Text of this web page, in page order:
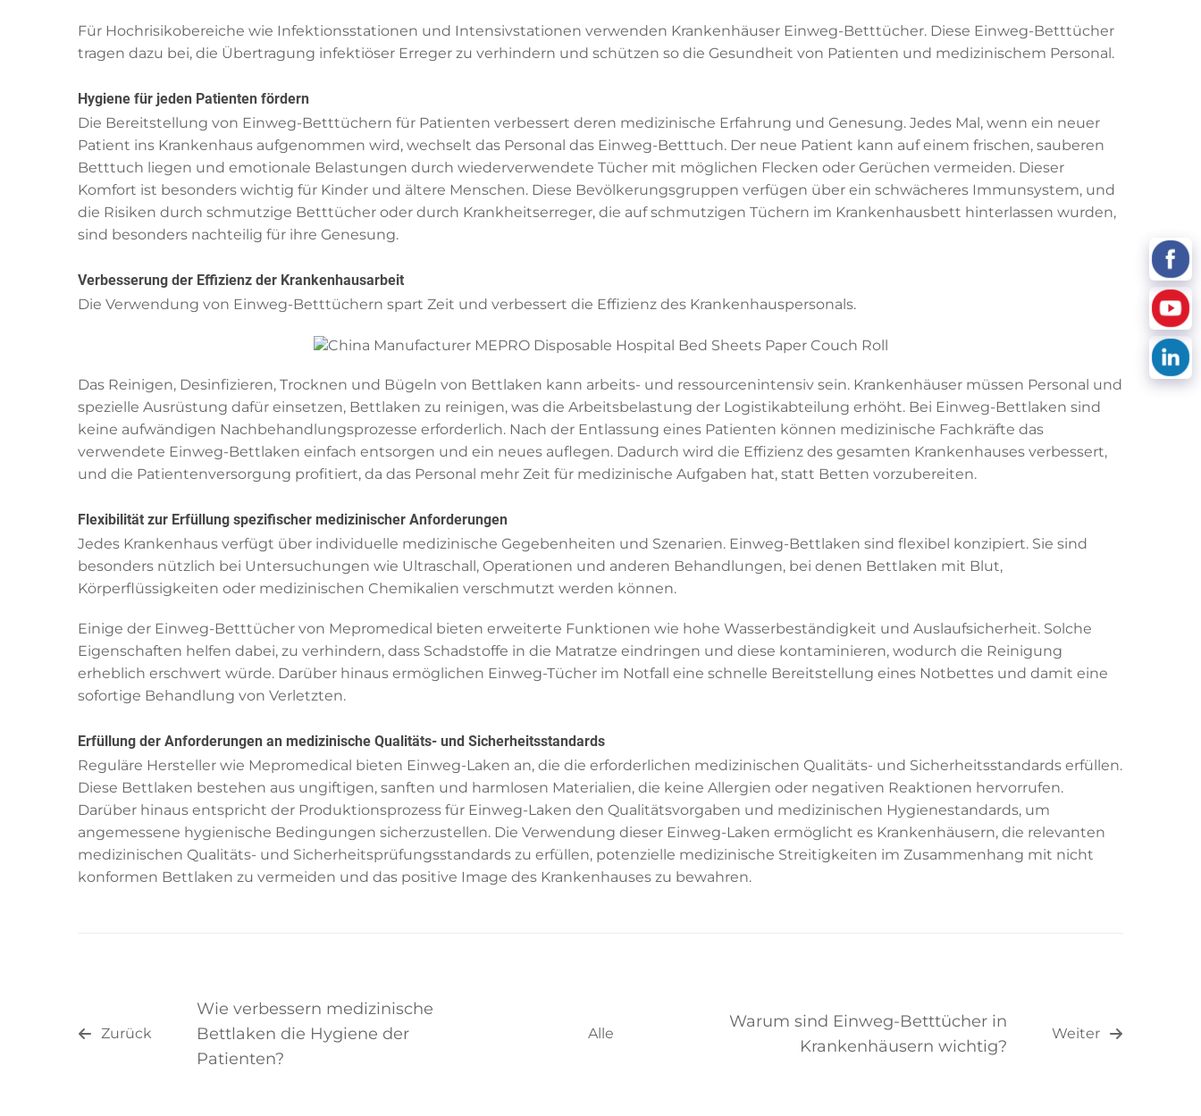
Für Hochrisikobereiche wie Infektionsstationen und Intensivstationen verwenden Krankenhäuser Einweg-Betttücher. Diese Einweg-Betttücher
tragen dazu bei, die Übertragung infektiöser Erreger zu verhindern und schützen so die Gesundheit von Patienten und medizinischem Personal.
Hygiene für jeden Patienten fördern
Die Bereitstellung von Einweg-Betttüchern für Patienten verbessert deren medizinische Erfahrung und Genesung. Jedes Mal, wenn ein neuer
Patient ins Krankenhaus aufgenommen wird, wechselt das Personal das Einweg-Betttuch. Der neue Patient kann auf einem frischen, sauberen
Betttuch liegen und emotionale Belastungen durch wiederverwendete Tücher mit möglichen Flecken oder Gerüchen vermeiden. Dieser
Komfort ist besonders wichtig für Kinder und ältere Menschen. Diese Bevölkerungsgruppen verfügen über ein schwächeres Immunsystem, und
die Risiken durch schmutzige Betttücher oder durch Krankheitserreger, die auf schmutzigen Tüchern im Krankenhausbett hinterlassen wurden,
sind besonders nachteilig für ihre Genesung.
Verbesserung der Effizienz der Krankenhausarbeit
Die Verwendung von Einweg-Betttüchern spart Zeit und verbessert die Effizienz des Krankenhauspersonals.
Das Reinigen, Desinfizieren, Trocknen und Bügeln von Bettlaken kann arbeits- und ressourcenintensiv sein. Krankenhäuser müssen Personal und
spezielle Ausrüstung dafür einsetzen, Bettlaken zu reinigen, was die Arbeitsbelastung der Logistikabteilung erhöht. Bei Einweg-Bettlaken sind
keine aufwändigen Nachbehandlungsprozesse erforderlich. Nach der Entlassung eines Patienten können medizinische Fachkräfte das
verwendete Einweg-Bettlaken einfach entsorgen und ein neues auflegen. Dadurch wird die Effizienz des gesamten Krankenhauses verbessert,
und die Patientenversorgung profitiert, da das Personal mehr Zeit für medizinische Aufgaben hat, statt Betten vorzubereiten.
Flexibilität zur Erfüllung spezifischer medizinischer Anforderungen
Jedes Krankenhaus verfügt über individuelle medizinische Gegebenheiten und Szenarien. Einweg-Bettlaken sind flexibel konzipiert. Sie sind
besonders nützlich bei Untersuchungen wie Ultraschall, Operationen und anderen Behandlungen, bei denen Bettlaken mit Blut,
Körperflüssigkeiten oder medizinischen Chemikalien verschmutzt werden können.
Einige der Einweg-Betttücher von Mepromedical bieten erweiterte Funktionen wie hohe Wasserbeständigkeit und Auslaufsicherheit. Solche
Eigenschaften helfen dabei, zu verhindern, dass Schadstoffe in die Matratze eindringen und diese kontaminieren, wodurch die Reinigung
erheblich erschwert würde. Darüber hinaus ermöglichen Einweg-Tücher im Notfall eine schnelle Bereitstellung eines Notbettes und damit eine
sofortige Behandlung von Verletzten.
Erfüllung der Anforderungen an medizinische Qualitäts- und Sicherheitsstandards
Reguläre Hersteller wie Mepromedical bieten Einweg-Laken an, die die erforderlichen medizinischen Qualitäts- und Sicherheitsstandards erfüllen.
Diese Bettlaken bestehen aus ungiftigen, sanften und harmlosen Materialien, die keine Allergien oder negativen Reaktionen hervorrufen.
Darüber hinaus entspricht der Produktionsprozess für Einweg-Laken den Qualitätsvorgaben und medizinischen Hygienestandards, um
angemessene hygienische Bedingungen sicherzustellen. Die Verwendung dieser Einweg-Laken ermöglicht es Krankenhäusern, die relevanten
medizinischen Qualitäts- und Sicherheitsprüfungsstandards zu erfüllen, potenzielle medizinische Streitigkeiten im Zusammenhang mit nicht
konformen Bettlaken zu vermeiden und das positive Image des Krankenhauses zu bewahren.
Zurück
Wie verbessern medizinische
Bettlaken die Hygiene der
Patienten?
Alle Weiter
Warum sind Einweg-Betttücher in
Krankenhäusern wichtig?